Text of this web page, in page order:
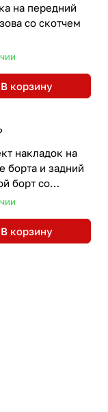
на передний
со скотчем
В корзину
накладок на
борта и задний
борт со
В корзину